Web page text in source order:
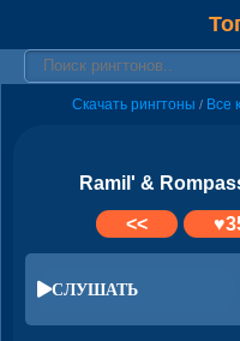
Скачать рингтоны / Все
Ramil' &
<<
♥
СЛУШАТЬ